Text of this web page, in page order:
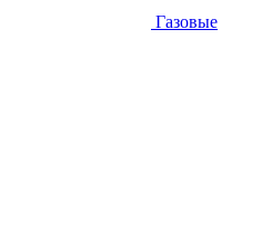
Газовые